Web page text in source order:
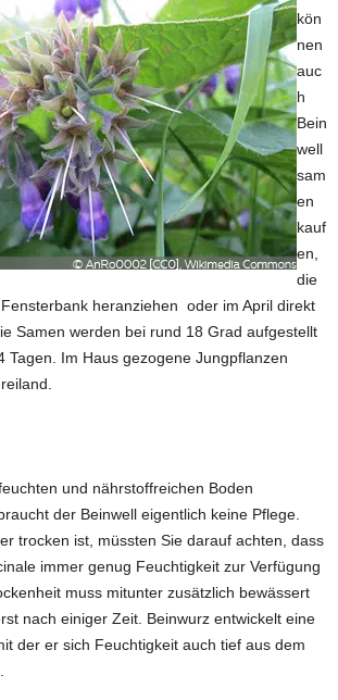
kön
nen
auc
h
Bein
well
sam
en
kauf
en,
die
heranziehen oder im April direkt
Samen werden bei rund 18 Grad aufgestellt
Tagen. Im Haus gezogene Jungpflanzen
und nährstoffreichen Boden
der Beinwell eigentlich keine Pflege.
trocken ist, müssten Sie darauf achten, dass
immer genug Feuchtigkeit zur Verfügung
muss mitunter zusätzlich bewässert
nach einiger Zeit. Beinwurz entwickelt eine
der er sich Feuchtigkeit auch tief aus dem